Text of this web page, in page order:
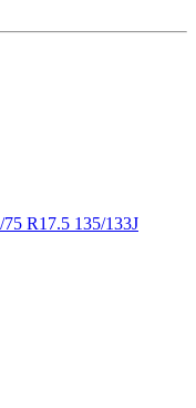
R17.5 135/133J